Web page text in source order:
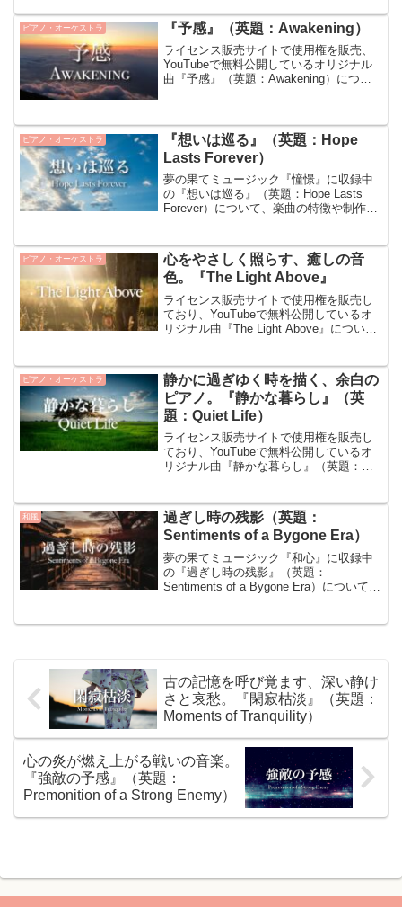
の平和を求めて』は、静かな祈りを捧げ
るよう...
ピアノ・オーケストラ 『予感』（英題：Awakening）
ライセンス販売サイトで使用権を販売、
YouTubeで無料公開しているオリジナル
曲『予感』（英題：Awakening）につい
ックなBGMです。悲劇的な雰囲気から最
後は開放...
ピアノ・オーケストラ
『想いは巡る』（英題：Hope
Lasts Forever）
夢の果てミュージック『憧憬』に収録中
の『想いは巡る』（英題：Hope Lasts
Forever）について、楽曲の特徴や制作の
く希望に満ちた力強いバラードです。壮
大な物...
ピアノ・オーケストラ
心をやさしく照らす、癒しの音
色。『The Light Above』
ライセンス販売サイトで使用権を販売し
ており、YouTubeで無料公開しているオ
リジナル曲『The Light Above』について
心感を...
ピアノ・オーケストラ
静かに過ぎゆく時を描く、余白の
ピアノ。『静かな暮らし』（英
題：Quiet Life）
ライセンス販売サイトで使用権を販売し
ており、YouTubeで無料公開しているオ
リジナル曲『静かな暮らし』（英題：
は、抑揚を抑えた、静かで淡々としたピ
アノの旋...
和風
過ぎし時の残影（英題：
Sentiments of a Bygone Era）
夢の果てミュージック『和心』に収録中
の『過ぎし時の残影』（英題：
Sentiments of a Bygone Era）について、
『過ぎし日の残影』は、哀愁漂う尺八
古の記憶を呼び覚ます、深い静け
さと哀愁。『閑寂枯淡』（英題：
Moments of Tranquility）
心の炎が燃え上がる戦いの音楽。
『強敵の予感』（英題：
Premonition of a Strong Enemy）